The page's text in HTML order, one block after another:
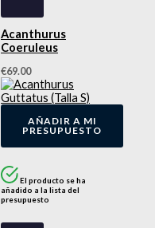
Acanthurus
Coeruleus
€69.00
AÑADIR A MI
PRESUPUESTO
El producto se ha
añadido a la lista del
presupuesto